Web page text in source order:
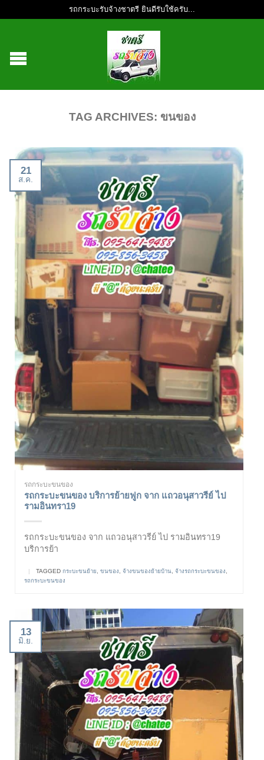
รถกระบะรับจ้างชาตรี ยินดีรับใช้ครับ...
TAG ARCHIVES: ขนของ
21
ส.ค.
รถกระบะขนของ
รถกระบะขนของ บริการย้ายฟูก จาก แถวอนุสาวรีย์ ไป
รามอินทรา19
รถกระบะขนของ จาก แถวอนุสาวรีย์ ไป รามอินทรา19
บริการย้า
| TAGGED กระบะขนย้าย, ขนของ, จ้างขนของย้ายบ้าน, จ้างรถกระบะขนของ,
รถกระบะขนของ
13
มิ.ย.